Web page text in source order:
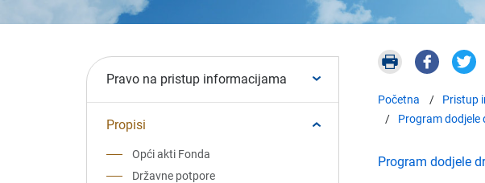
Pravo na pristup informacijama
Propisi
Opći akti Fonda
Državne potpore
Početna Pristup
Program
Program dodjele